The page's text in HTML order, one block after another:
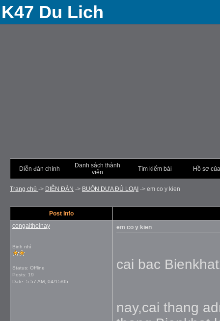
K47 Du Lich
Diễn đàn chính
Danh sách thành
viên
Tìm kiếm bài Hồ sơ
Trang chủ -> DIỄN ÐÀN -> BUÔN DƯA ÐỦ LOẠI -> em co y kien
Post Info
congaithoinay
Binh nhì
Status: Offline
Posts: 19
Date: 5:57 AM, 04/15/05
em co y kien
cai bac
nay,cai thang